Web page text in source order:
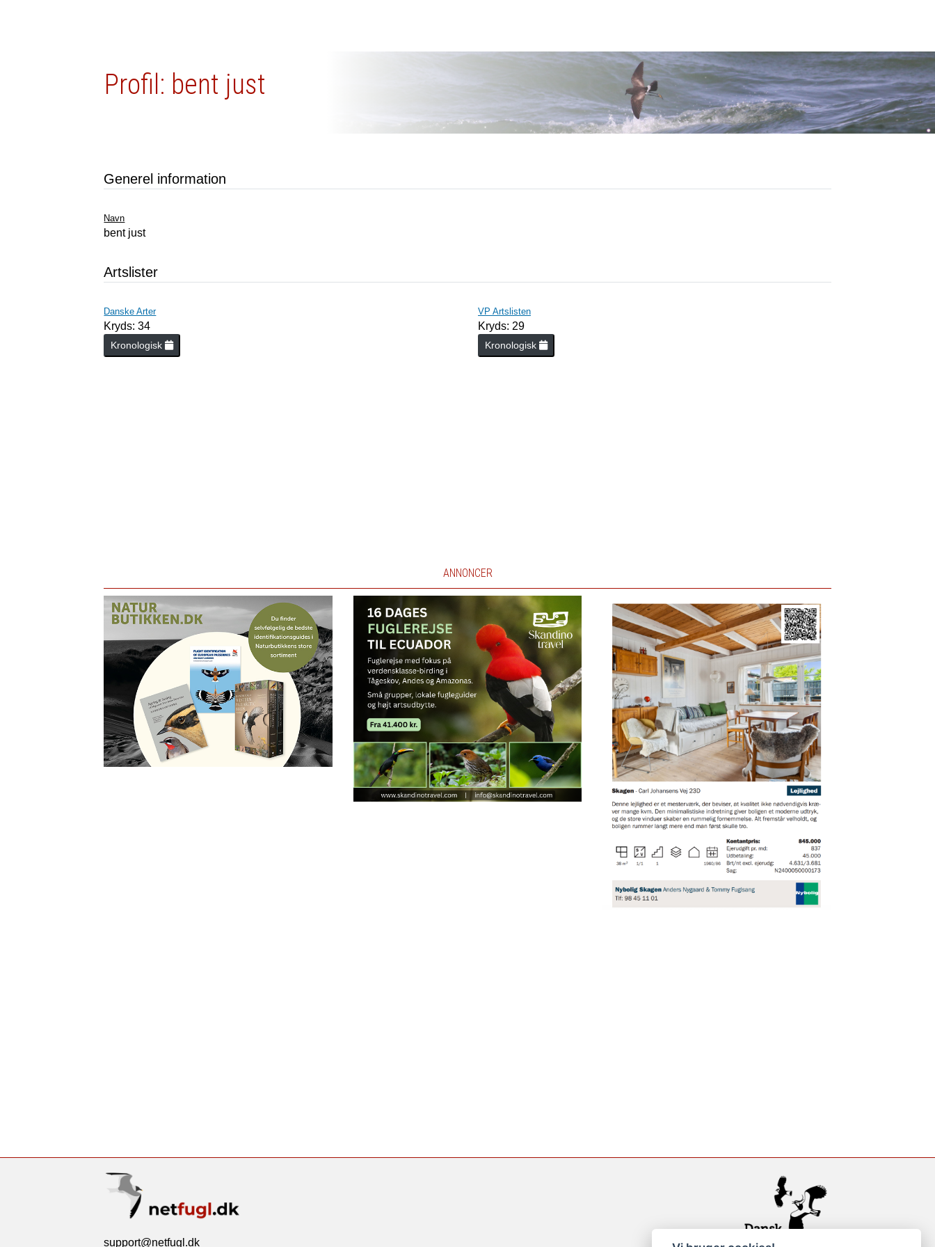
Profil: bent just
Generel information
Navn
bent just
Artslister
Danske Arter
Kryds: 34
Kronologisk
VP Artslisten
Kryds: 29
Kronologisk
ANNONCER
support@netfugl.dk